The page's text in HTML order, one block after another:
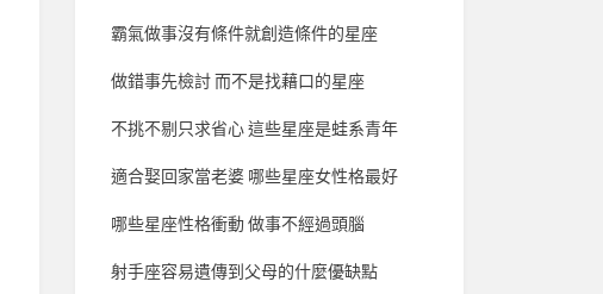
霸氣做事沒有條件就創造條件的星座
做錯事先檢討 而不是找藉口的星座
不挑不剔只求省心 這些星座是蛙系青年
適合娶回家當老婆 哪些星座女性格最好
哪些星座性格衝動 做事不經過頭腦
射手座容易遺傳到父母的什麼優缺點